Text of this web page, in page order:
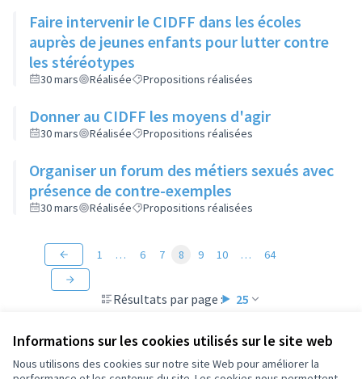
Informations sur les cookies utilisés sur le site web
Nous utilisons des cookies sur notre site Web pour améliorer la
Faire intervenir le CIDFF dans les écoles
auprès de jeunes enfants pour lutter contre
les stéréotypes
30 mars Réalisée Propositions réalisées
Donner au CIDFF les moyens d'agir
30 mars Réalisée Propositions réalisées
Organiser un forum des métiers sexués avec
présence de contre-exemples
30 mars Réalisée Propositions réalisées
Résultats par page : 25
1 … 6 7 8 9 10 … 64